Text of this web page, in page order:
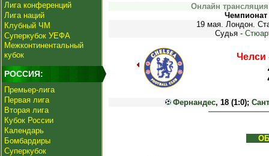
Лига конференций
Лига наций
Клубный ЧМ
Суперкубок УЕФА
Межконтинентальный
кубок
РОССИЯ:
Премьер-лига
Первая лига
Вторая лига
Кубок России
Календарь
Бомбардиры
Суперкубок
Онлайн
Чемпионат
19 мая. Лондон.
Судья -
Челси
Фернандес, 18 (1:0);